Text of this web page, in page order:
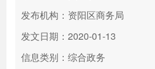
政务服务
高效办成一件事
发布机构：资阳区商务局
发文日期：2020-01-13
信息类别：综合政务